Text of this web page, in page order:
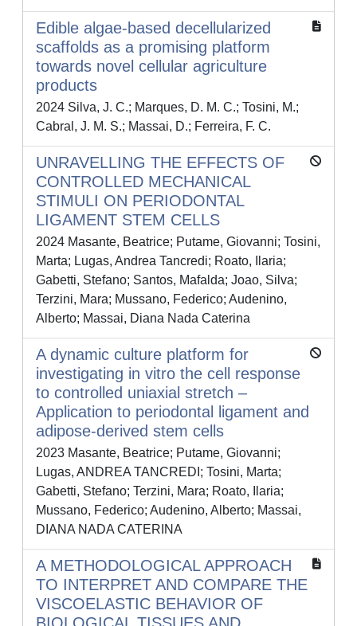
Edible algae-based decellularized
scaffolds as a promising platform
towards novel cellular agriculture
products
2024 Silva, J. C.; Marques, D. M. C.; Tosini, M.;
Cabral, J. M. S.; Massai, D.; Ferreira, F. C.
UNRAVELLING THE EFFECTS OF
CONTROLLED MECHANICAL
STIMULI ON PERIODONTAL
LIGAMENT STEM CELLS
2024 Masante, Beatrice; Putame, Giovanni; Tosini,
Marta; Lugas, Andrea Tancredi; Roato, Ilaria;
Gabetti, Stefano; Santos, Mafalda; Joao, Silva;
Terzini, Mara; Mussano, Federico; Audenino,
Alberto; Massai, Diana Nada Caterina
A dynamic culture platform for
investigating in vitro the cell response
to controlled uniaxial stretch –
Application to periodontal ligament and
adipose-derived stem cells
2023 Masante, Beatrice; Putame, Giovanni;
Lugas, ANDREA TANCREDI; Tosini, Marta;
Gabetti, Stefano; Terzini, Mara; Roato, Ilaria;
Mussano, Federico; Audenino, Alberto; Massai,
DIANA NADA CATERINA
A METHODOLOGICAL APPROACH
TO INTERPRET AND COMPARE THE
VISCOELASTIC BEHAVIOR OF